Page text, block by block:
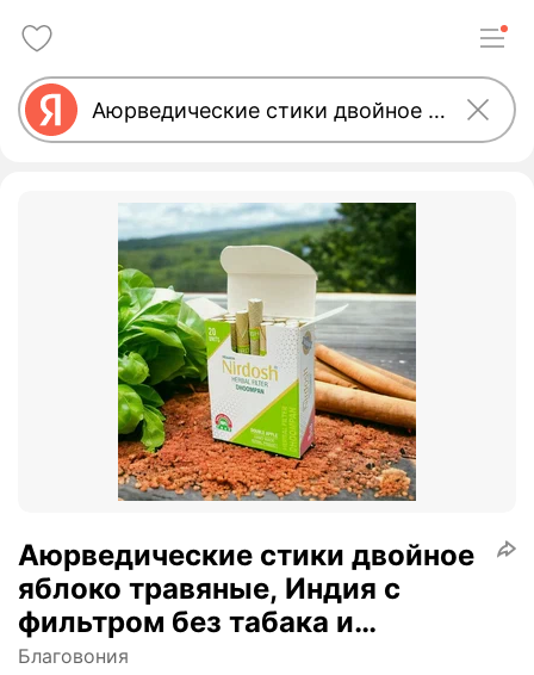
Аюрведические стики двойное
яблоко травяные, Индия с
фильтром без табака и
никотина, 20 шт.
Благовония